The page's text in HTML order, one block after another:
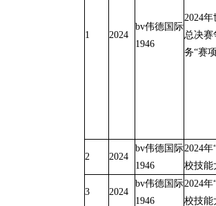
1 2024
bv伟德国际
1946
2024
总决赛
务“赛项
2 2024
bv伟德国际
1946
2024
校技能
3 2024
bv伟德国际
1946
2024
校技能